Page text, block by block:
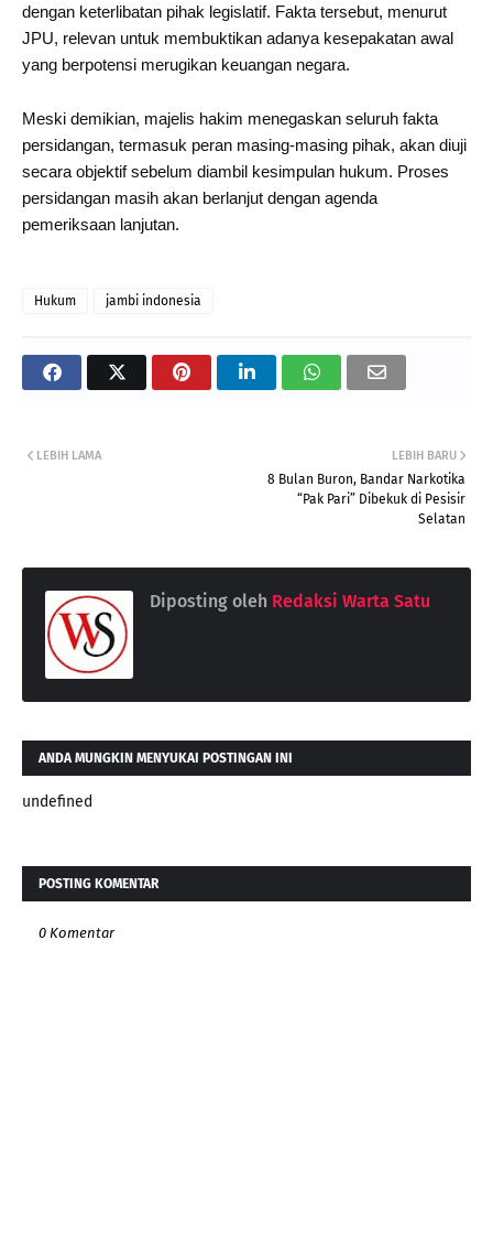
dengan keterlibatan pihak legislatif. Fakta tersebut, menurut
JPU, relevan untuk membuktikan adanya kesepakatan awal
yang berpotensi merugikan keuangan negara.
Meski demikian, majelis hakim menegaskan seluruh fakta
persidangan, termasuk peran masing-masing pihak, akan diuji
secara objektif sebelum diambil kesimpulan hukum. Proses
persidangan masih akan berlanjut dengan agenda
pemeriksaan lanjutan.
Hukum jambi indonesia
LEBIH BARU
8 Bulan Buron, Bandar Narkotika
“Pak Pari” Dibekuk di Pesisir
Selatan
LEBIH LAMA
Diposting oleh Redaksi Warta Satu
ANDA MUNGKIN MENYUKAI POSTINGAN INI
undefined
POSTING KOMENTAR
0 Komentar